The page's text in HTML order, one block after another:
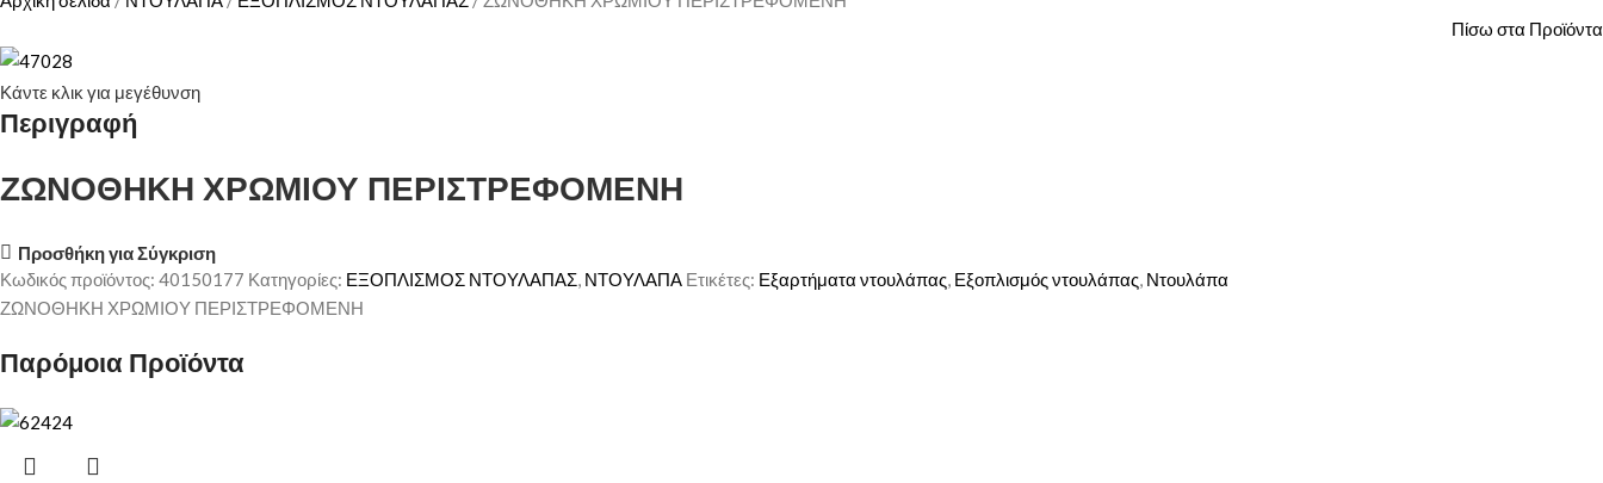
Πίσω στα Προϊόντα
Κάντε κλικ για μεγέθυνση
Περιγραφή
ΖΩΝΟΘΗΚΗ ΧΡΩΜΙΟΥ ΠΕΡΙΣΤΡΕΦΟΜΕΝΗ
Προσθήκη για Σύγκριση
Κωδικός προϊόντος: 40150177 Κατηγορίες: ΕΞΟΠΛΙΣΜΟΣ ΝΤΟΥΛΑΠΑΣ, ΝΤΟΥΛΑΠΑ Ετικέτες: Εξαρτήματα ντουλάπας, Εξοπλισμός ντουλάπας, Ντουλάπα
ΖΩΝΟΘΗΚΗ ΧΡΩΜΙΟΥ ΠΕΡΙΣΤΡΕΦΟΜΕΝΗ
Παρόμοια Προϊόντα